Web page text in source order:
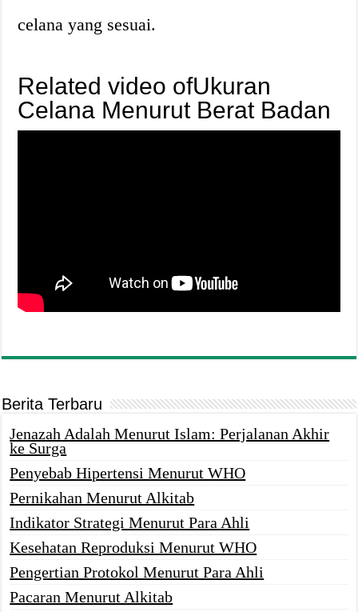
celana yang sesuai.
Related video ofUkuran
Celana Menurut Berat Badan
Berita Terbaru
Jenazah Adalah Menurut Islam: Perjalanan Akhir
ke Surga
Penyebab Hipertensi Menurut WHO
Pernikahan Menurut Alkitab
Indikator Strategi Menurut Para Ahli
Kesehatan Reproduksi Menurut WHO
Pengertian Protokol Menurut Para Ahli
Pacaran Menurut Alkitab